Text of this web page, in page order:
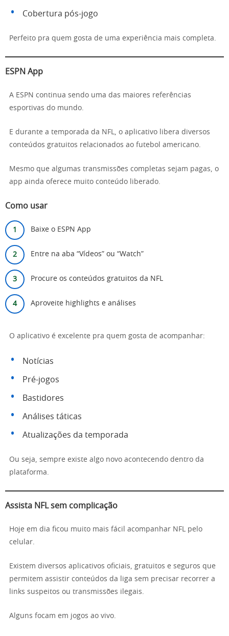
Cobertura pós-jogo
Perfeito pra quem gosta de uma experiência mais completa.
ESPN App
A ESPN continua sendo uma das maiores referências
esportivas do mundo.
E durante a temporada da NFL, o aplicativo libera diversos
conteúdos gratuitos relacionados ao futebol americano.
Mesmo que algumas transmissões completas sejam pagas, o
app ainda oferece muito conteúdo liberado.
Como usar
Baixe o ESPN App
Entre na aba “Vídeos” ou “Watch”
Procure os conteúdos gratuitos da NFL
Aproveite highlights e análises
O aplicativo é excelente pra quem gosta de acompanhar:
Notícias
Pré-jogos
Bastidores
Análises táticas
Atualizações da temporada
Ou seja, sempre existe algo novo acontecendo dentro da
plataforma.
Assista NFL sem complicação
Hoje em dia ficou muito mais fácil acompanhar NFL pelo
celular.
Existem diversos aplicativos oficiais, gratuitos e seguros que
permitem assistir conteúdos da liga sem precisar recorrer a
links suspeitos ou transmissões ilegais.
Alguns focam em jogos ao vivo.